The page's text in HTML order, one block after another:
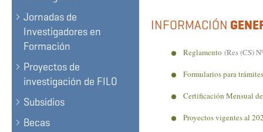
Jornadas de
Investigadores en
Formación
Proyectos de
investigación de FILO
Subsidios
Becas
INFORMACIÓN
Reglamento (Res (CS)
Formularios para
Certificación Mensual de
Proyectos vigentes al 2